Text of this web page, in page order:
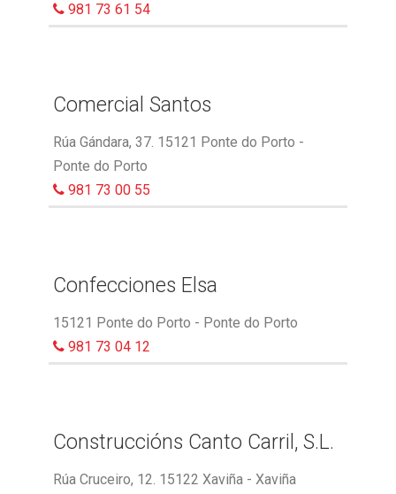
981 73 61 54
Comercial Santos
Rúa Gándara, 37. 15121 Ponte do Porto -
Ponte do Porto
981 73 00 55
Confecciones Elsa
15121 Ponte do Porto - Ponte do Porto
981 73 04 12
Construccións Canto Carril, S.L.
Rúa Cruceiro, 12. 15122 Xaviña - Xaviña